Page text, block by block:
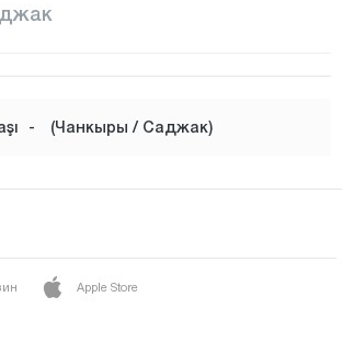
- (Чанкыры / Саджак)
Apple Store